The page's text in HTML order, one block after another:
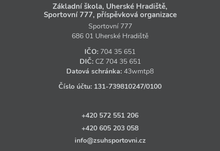
Základní škola, Uherské Hradiště,
Sportovní 777, příspěvková organizace
Sportovní 777
686 01 Uherské Hradiště
IČO: 704 35 651
DIČ: CZ 704 35 651
Datová schránka: 43wmtp8
Číslo účtu: 131‑739810247/0100
+420 572 551 206
+420 605 203 058
info@zsuhsportovni.cz